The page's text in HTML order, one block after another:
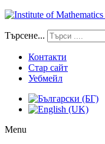
Търсене...
Контакти
Стар сайт
Уебмейл
Menu